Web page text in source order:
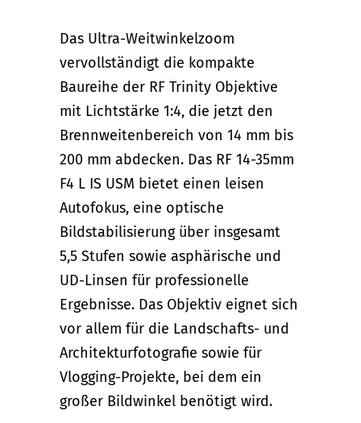
Das Ultra-Weitwinkelzoom
vervollständigt die kompakte
Baureihe der RF Trinity Objektive
mit Lichtstärke 1:4, die jetzt den
Brennweitenbereich von 14 mm bis
200 mm abdecken. Das RF 14-35mm
F4 L IS USM bietet einen leisen
Autofokus, eine optische
Bildstabilisierung über insgesamt
5,5 Stufen sowie asphärische und
UD-Linsen für professionelle
Ergebnisse. Das Objektiv eignet sich
vor allem für die Landschafts- und
Architekturfotografie sowie für
Vlogging-Projekte, bei dem ein
großer Bildwinkel benötigt wird.